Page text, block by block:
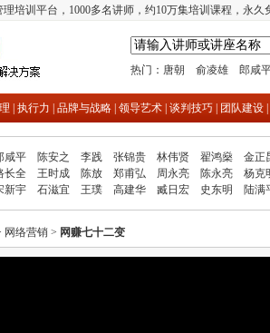
培训平台，1000多名讲师，约10万集培训课程，永
热门： 唐朝 俞凌雄 郎咸
执行力 品牌与战略| 领导艺术| 谈判技巧| 团队建设|
咸平 陈安之 李践 张锦贵 林伟贤 翟鸿燊
金正
长全 王时成 陈放 郑甫弘 周永亮 陈永亮
杨克
新宇 石滋宜 王璞 高建华 臧日宏 史东明 陆满
网络营销 > 网赚七十二变